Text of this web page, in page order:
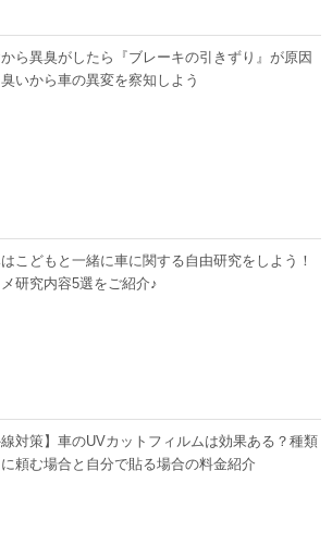
ら異臭がしたら『ブレーキの引きずり』が原因
いから車の異変を察知しよう
こどもと一緒に車に関する自由研究をしよう！
研究内容5選をご紹介♪
線対策】車のUVカットフィルムは効果ある？種類
頼む場合と自分で貼る場合の料金紹介